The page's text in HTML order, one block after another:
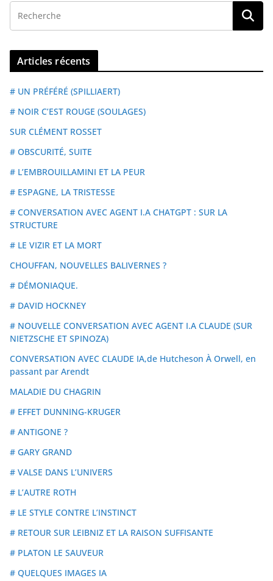
Articles récents
# UN PRÉFÉRÉ (SPILLIAERT)
# NOIR C’EST ROUGE (SOULAGES)
SUR CLÉMENT ROSSET
# OBSCURITÉ, SUITE
# L’EMBROUILLAMINI ET LA PEUR
# ESPAGNE, LA TRISTESSE
# CONVERSATION AVEC AGENT I.A CHATGPT : SUR LA
STRUCTURE
# LE VIZIR ET LA MORT
CHOUFFAN, NOUVELLES BALIVERNES ?
# DÉMONIAQUE.
# DAVID HOCKNEY
# NOUVELLE CONVERSATION AVEC AGENT I.A CLAUDE (SUR
NIETZSCHE ET SPINOZA)
CONVERSATION AVEC CLAUDE IA,de Hutcheson À Orwell, en
passant par Arendt
MALADIE DU CHAGRIN
# EFFET DUNNING-KRUGER
# ANTIGONE ?
# GARY GRAND
# VALSE DANS L’UNIVERS
# L’AUTRE ROTH
# LE STYLE CONTRE L’INSTINCT
# RETOUR SUR LEIBNIZ ET LA RAISON SUFFISANTE
# PLATON LE SAUVEUR
# QUELQUES IMAGES IA